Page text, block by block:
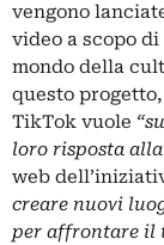
vengono
video a scopo
mondo della
questo
TikTok vuole
loro risposta
web
creare nuovi
per affrontare il